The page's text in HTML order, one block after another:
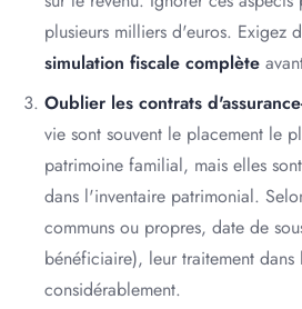
plusieurs milliers d'euros. Exigez
simulation fiscale complète
Oublier les contrats
vie sont souvent le placement le
patrimoine familial, mais elles
dans l'inventaire patrimonial.
communs ou propres, date de
bénéficiaire), leur traitement
considérablement.